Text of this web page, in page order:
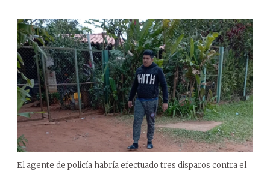
El agente de policía habría efectuado tres disparos contra el